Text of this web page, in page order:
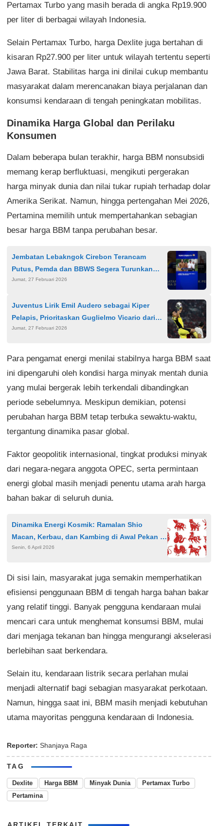
Pertamax Turbo yang masih berada di angka Rp19.900
per liter di berbagai wilayah Indonesia.
Selain Pertamax Turbo, harga Dexlite juga bertahan di
kisaran Rp27.900 per liter untuk wilayah tertentu seperti
Jawa Barat. Stabilitas harga ini dinilai cukup membantu
masyarakat dalam merencanakan biaya perjalanan dan
konsumsi kendaraan di tengah peningkatan mobilitas.
Dinamika Harga Global dan Perilaku
Konsumen
Dalam beberapa bulan terakhir, harga BBM nonsubsidi
memang kerap berfluktuasi, mengikuti pergerakan
harga minyak dunia dan nilai tukar rupiah terhadap dolar
Amerika Serikat. Namun, hingga pertengahan Mei 2026,
Pertamina memilih untuk mempertahankan sebagian
besar harga BBM tanpa perubahan besar.
Jembatan Lebakngok Cirebon Terancam
Putus, Pemda dan BBWS Segera Turunkan
Alat Berat
Jumat, 27 Februari 2026
Juventus Lirik Emil Audero sebagai Kiper
Pelapis, Prioritaskan Guglielmo Vicario dari
Tottenham
Jumat, 27 Februari 2026
Para pengamat energi menilai stabilnya harga BBM saat
ini dipengaruhi oleh kondisi harga minyak mentah dunia
yang mulai bergerak lebih terkendali dibandingkan
periode sebelumnya. Meskipun demikian, potensi
perubahan harga BBM tetap terbuka sewaktu-waktu,
tergantung dinamika pasar global.
Faktor geopolitik internasional, tingkat produksi minyak
dari negara-negara anggota OPEC, serta permintaan
energi global masih menjadi penentu utama arah harga
bahan bakar di seluruh dunia.
Dinamika Energi Kosmik: Ramalan Shio
Macan, Kerbau, dan Kambing di Awal Pekan 6
April 2026
Senin, 6 April 2026
Di sisi lain, masyarakat juga semakin memperhatikan
efisiensi penggunaan BBM di tengah harga bahan bakar
yang relatif tinggi. Banyak pengguna kendaraan mulai
mencari cara untuk menghemat konsumsi BBM, mulai
dari menjaga tekanan ban hingga mengurangi akselerasi
berlebihan saat berkendara.
Selain itu, kendaraan listrik secara perlahan mulai
menjadi alternatif bagi sebagian masyarakat perkotaan.
Namun, hingga saat ini, BBM masih menjadi kebutuhan
utama mayoritas pengguna kendaraan di Indonesia.
Reporter: Shanjaya Raga
TAG
Dexlite Harga BBM Minyak Dunia
Pertamax Turbo
Pertamina